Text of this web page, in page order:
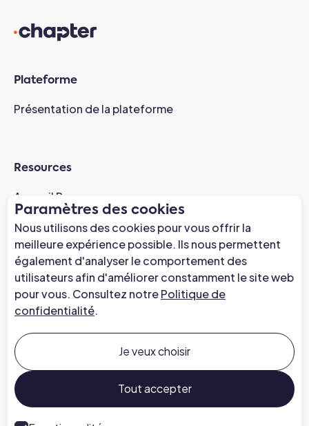
Plateforme
Présentation de la plateforme
Resources
Accueil Resources
Études de cas
Webinaire de préparation à l'AI
Actualités
Centre de confiance
Entreprise
À propos de nous
Carrières chez Chapter
Parlez à un expert
Presse
Paramètres des cookies
Nous utilisons des cookies pour vous offrir la
meilleure expérience possible. Ils nous permettent
également d'analyser le comportement des
utilisateurs afin d'améliorer constamment le site web
pour vous. Consultez notrePolitique de
confidentialité.
Je veux choisir
Tout accepter